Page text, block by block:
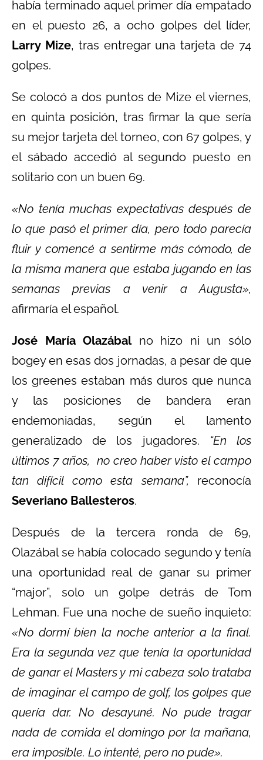
había terminado aquel primer día empatado
en el puesto 26, a ocho golpes del líder,
Larry Mize, tras entregar una tarjeta de 74
golpes.
Se colocó a dos puntos de Mize el viernes,
en quinta posición, tras firmar la que sería
su mejor tarjeta del torneo, con 67 golpes, y
el sábado accedió al segundo puesto en
solitario con un buen 69.
«No tenía muchas expectativas después de
lo que pasó el primer día, pero todo parecía
fluir y comencé a sentirme más cómodo, de
la misma manera que estaba jugando en las
semanas previas a venir a Augusta»,
afirmaría el español.
José María Olazábalno hizo ni un sólo
bogey en esas dos jornadas, a pesar de que
los greenes estaban más duros que nunca
y las posiciones de bandera eran
endemoniadas, según el lamento
generalizado de los jugadores. “En los
últimos 7 años, no creo haber visto el campo
tan difícil como esta semana”, reconocía
Severiano Ballesteros.
Después de la tercera ronda de 69,
Olazábal se había colocado segundo y tenía
una oportunidad real de ganar su primer
“major”, solo un golpe detrás de Tom
Lehman. Fue una noche de sueño inquieto:
«No dormí bien la noche anterior a la final.
Era la segunda vez que tenía la oportunidad
de ganar el Masters y mi cabeza solo trataba
de imaginar el campo de golf, los golpes que
quería dar. No desayuné. No pude tragar
nada de comida el domingo por la mañana,
era imposible. Lo intenté, pero no pude».